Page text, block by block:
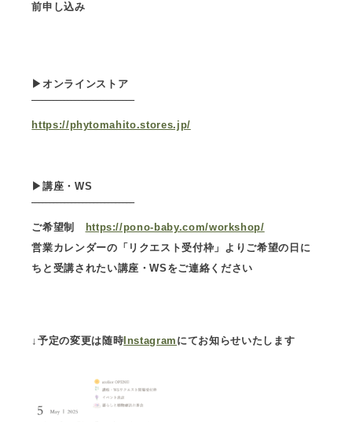
前申し込み
▶︎オンラインストア
‾‾‾‾‾‾‾‾‾‾‾‾‾‾‾‾‾‾‾‾‾‾‾‾‾‾‾‾
https://phytomahito.stores.jp/
▶︎講座・WS
‾‾‾‾‾‾‾‾‾‾‾‾‾‾‾‾‾‾‾‾‾‾‾‾‾‾‾‾
ご希望制
https://pono-baby.com/workshop/
営業カレンダーの「リクエスト受付枠」よりご希望の日に
ちと受講されたい講座・WSをご連絡ください
↓予定の変更は随時 Instagram にてお知らせいたします